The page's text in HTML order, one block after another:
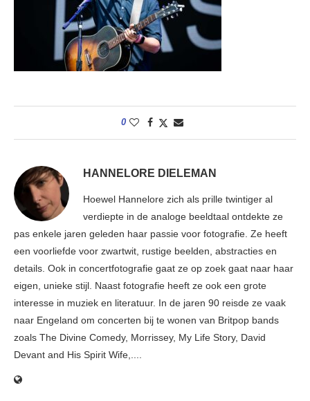
0
HANNELORE DIELEMAN
Hoewel Hannelore zich als prille twintiger al
verdiepte in de analoge beeldtaal ontdekte ze
pas enkele jaren geleden haar passie voor fotografie. Ze heeft
een voorliefde voor zwartwit, rustige beelden, abstracties en
details. Ook in concertfotografie gaat ze op zoek gaat naar haar
eigen, unieke stijl. Naast fotografie heeft ze ook een grote
interesse in muziek en literatuur. In de jaren 90 reisde ze vaak
naar Engeland om concerten bij te wonen van Britpop bands
zoals The Divine Comedy, Morrissey, My Life Story, David
Devant and His Spirit Wife,....